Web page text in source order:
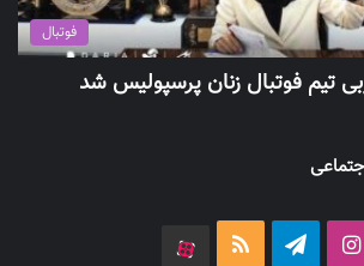
فوتبال
تیم فوتبال زنان پرسپولیس شد
اینستاگرامتلگرام خوراک